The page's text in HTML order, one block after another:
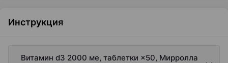
Инструкция
Витамин d3 2000 ме, таблетки ×50, Мирролла